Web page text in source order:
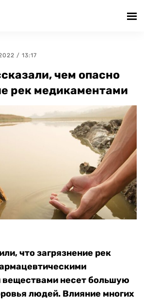
/ 13:17
чем опасно
рек медикаментами
что загрязнение рек
веществами несет большую
людей. Влияние многих